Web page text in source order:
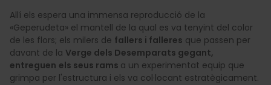
Allí els espera una immensa reproducció de la
«Geperudeta» el mantell de la qual es va tenyint del color
de les flors; els milers de fallers i falleres que passen per
davant de la Verge dels Desemparats gegant,
entreguen els seus rams a un experimentat equip que
grimpa per l'estructura i els va col·locant estratègicament.